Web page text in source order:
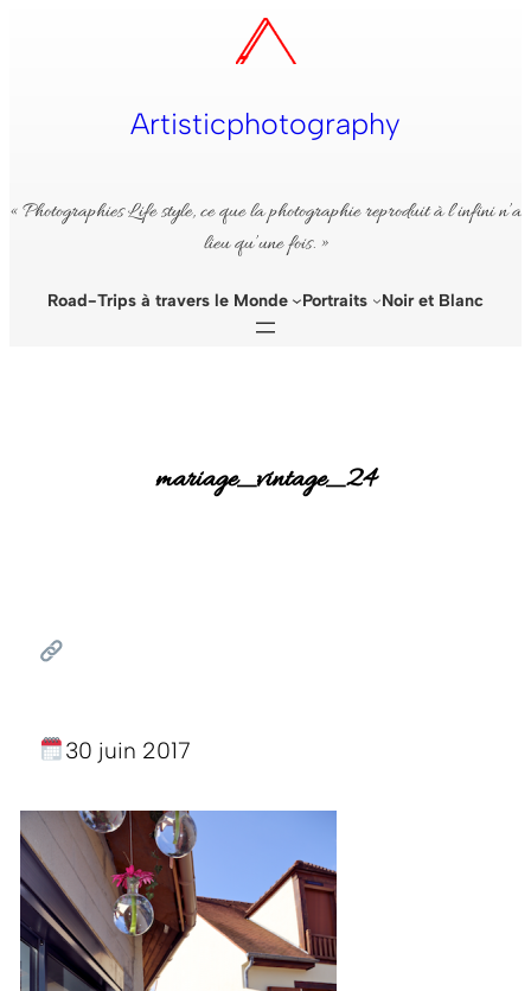
Artisticphotography
« Photographies Life style, ce que la photographie reproduit à l’infini n’a
lieu qu’une fois. »
Road-Trips à travers le Monde Portraits Noir et Blanc
mariage_vintage_24
30 juin 2017